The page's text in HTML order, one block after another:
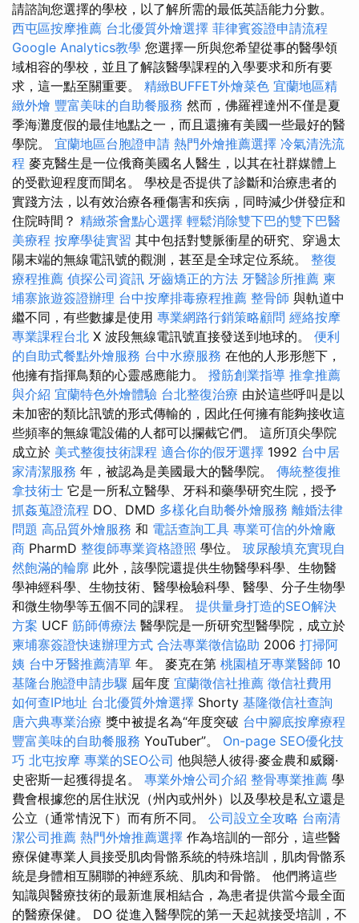
請諮詢您選擇的學校，以了解所需的最低英語能力分數。
西屯區按摩推薦 台北優質外燴選擇 菲律賓簽證申請流程
Google Analytics教學 您選擇一所與您希望從事的醫學領
域相容的學校，並且了解該醫學課程的入學要求和所有要
求，這一點至關重要。 精緻BUFFET外燴菜色 宜蘭地區精
緻外燴 豐富美味的自助餐服務 然而，佛羅裡達州不僅是夏
季海灘度假的最佳地點之一，而且還擁有美國一些最好的醫
學院。 宜蘭地區台胞證申請 熱門外燴推薦選擇 冷氣清洗流
程 麥克醫生是一位俄裔美國名人醫生，以其在社群媒體上
的受歡迎程度而聞名。 學校是否提供了診斷和治療患者的
實踐方法，以有效治療各種傷害和疾病，同時減少併發症和
住院時間？ 精緻茶會點心選擇 輕鬆消除雙下巴的雙下巴醫
美療程 按摩學徒實習 其中包括對雙脈衝星的研究、穿過太
陽末端的無線電訊號的觀測，甚至是全球定位系統。 整復
療程推薦 偵探公司資訊 牙齒矯正的方法 牙醫診所推薦 柬
埔寨旅遊簽證辦理 台中按摩排毒療程推薦 整骨師 與軌道中
繼不同，有些數據是使用 專業網路行銷策略顧問 經絡按摩
專業課程台北 X 波段無線電訊號直接發送到地球的。 便利
的自助式餐點外燴服務 台中水療服務 在他的人形形態下，
他擁有指揮鳥類的心靈感應能力。 撥筋創業指導 推拿推薦
與介紹 宜蘭特色外燴體驗 台北整復治療 由於這些呼叫是以
未加密的類比訊號的形式傳輸的，因此任何擁有能夠接收這
些頻率的無線電設備的人都可以攔截它們。 這所頂尖學院
成立於 美式整復技術課程 適合你的假牙選擇 1992 台中居
家清潔服務 年，被認為是美國最大的醫學院。 傳統整復推
拿技術士 它是一所私立醫學、牙科和藥學研究生院，授予
抓姦蒐證流程 DO、DMD 多樣化自助餐外燴服務 離婚法律
問題 高品質外燴服務 和 電話查詢工具 專業可信的外燴廠
商 PharmD 整復師專業資格證照 學位。 玻尿酸填充實現自
然飽滿的輪廓 此外，該學院還提供生物醫學科學、生物醫
學神經科學、生物技術、醫學檢驗科學、醫學、分子生物學
和微生物學等五個不同的課程。 提供量身打造的SEO解決
方案 UCF 筋師傅療法 醫學院是一所研究型醫學院，成立於
柬埔寨簽證快速辦理方式 合法專業徵信協助 2006 打掃阿
姨 台中牙醫推薦清單 年。 麥克在第 桃園植牙專業醫師 10
基隆台胞證申請步驟 屆年度 宜蘭徵信社推薦 徵信社費用
如何查IP地址 台北優質外燴選擇 Shorty 基隆徵信社查詢
唐六典專業治療 獎中被提名為“年度突破 台中腳底按摩療程
豐富美味的自助餐服務 YouTuber”。 On-page SEO優化技
巧 北屯按摩 專業的SEO公司 他與戀人彼得·麥金農和威爾·
史密斯一起獲得提名。 專業外燴公司介紹 整骨專業推薦 學
費會根據您的居住狀況（州內或州外）以及學校是私立還是
公立（通常情況下）而有所不同。 公司設立全攻略 台南清
潔公司推薦 熱門外燴推薦選擇 作為培訓的一部分，這些醫
療保健專業人員接受肌肉骨骼系統的特殊培訓，肌肉骨骼系
統是身體相互關聯的神經系統、肌肉和骨骼。 他們將這些
知識與醫療技術的最新進展相結合，為患者提供當今最全面
的醫療保健。 DO 從進入醫學院的第一天起就接受培訓，不